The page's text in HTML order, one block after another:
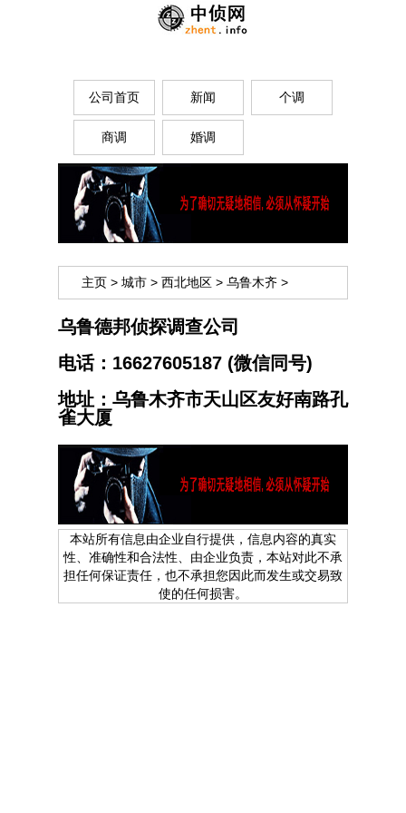
公司首页 新闻 个调
商调 婚调
主页 > 城市 > 西北地区 > 乌鲁木齐 >
乌鲁德邦侦探调查公司
电话： 16627605187 (微信同号)
地址： 乌鲁木齐市天山区友好南路孔
雀大厦
本站所有信息由企业自行提供，信息内容的真实
性、准确性和合法性、由企业负责，本站对此不承
担任何保证责任，也不承担您因此而发生或交易致
使的任何损害。